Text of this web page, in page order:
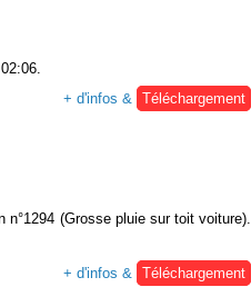
+ d'infos & Téléchargement
(Grosse pluie sur toit voiture).
+ d'infos & Téléchargement